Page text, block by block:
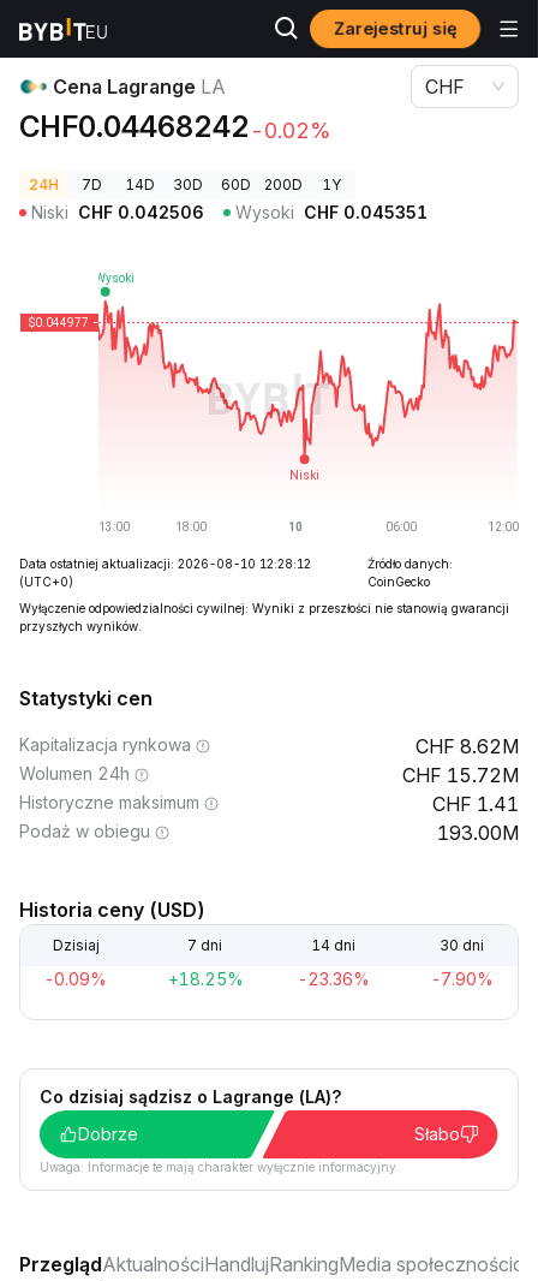
Zarejestruj się
Ceny kryptowalut Cena Lagrange LA
Cena Lagrange LA
CHF0.04468242 -0.02%
CHF
24H 7D 14D 30D 60D 200D 1Y
Niski CHF 0.042506 Wysoki CHF 0.045351
Data ostatniej aktualizacji: 2026-08-10 12:28:12
(UTC+0)
Źródło danych:
CoinGecko
Wyłączenie odpowiedzialności cywilnej: Wyniki z przeszłości nie stanowią gwarancji
przyszłych wyników.
Statystyki cen
Kapitalizacja rynkowa 8.62M
Wolumen 24h 15.72M
Historyczne maksimum 1.41
Podaż w obiegu 193.00M
Historia ceny (USD)
Dzisiaj 7 dni 14 dni 30 dni
-0.09% +18.25% -23.36% -7.90%
Co dzisiaj sądzisz o Lagrange (LA)?
Dobrze
Słabo
Uwaga: Informacje te mają charakter wyłącznie informacyjny.
PrzeglądAktualnościHandlujRankingMedia